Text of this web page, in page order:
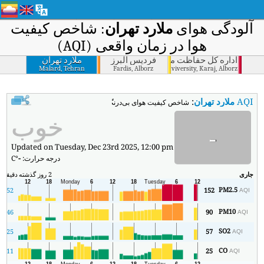
آلودگی هوای ملارد تهران: شاخص کیفیت
هوا در زمان واقعی (AQI)
ملارد تهران
Malard, Tehran
فردیس البرز
Fardis, Alborz
اداره كل حفاظت محيط زيست کرج البرز
Doe Unviversity, Karaj, Alborz
AQI ملارد تهران: شاخص کیفیت هوای بی‌درنگ ملارد تهران (AQI).
- خوب
Updated on Tuesday, Dec 23rd 2025, 12:00 pm
درجه حرارت:-
°C
جاری 2 روز گذشته دقیقه
PM2.5AQI
152
52
PM10AQI
90
46
SO2AQI
57
25
COAQI
25
11